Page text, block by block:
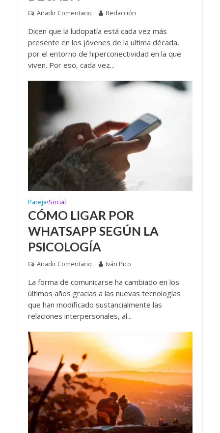
Añadir Comentario Redacción
Dicen que la ludopatía está cada vez más
presente en los jóvenes de la ultima década,
por el entorno de hiperconectividad en la que
viven. Por eso, cada vez...
Pareja•Social
CÓMO LIGAR POR
WHATSAPP SEGÚN LA
PSICOLOGÍA
Añadir Comentario Iván Pico
La forma de comunicarse ha cambiado en los
últimos años gracias a las nuevas tecnologías
que han modificado sustancialmente las
relaciones interpersonales, al...